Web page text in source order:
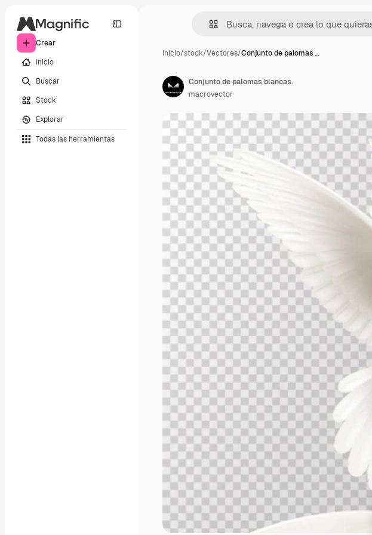
Crear
Inicio
Buscar
Stock
Explorar
Todas las herramientas
Inicio/stock/Vectores/Conjunto de palomas …
Conjunto de palomas blancas.
macrovector